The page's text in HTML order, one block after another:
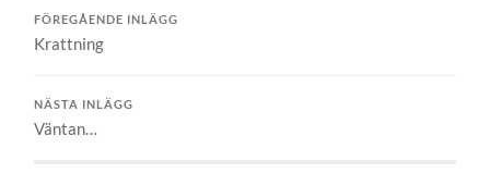
FÖREGÅENDE INLÄGG
Krattning
NÄSTA INLÄGG
Väntan…